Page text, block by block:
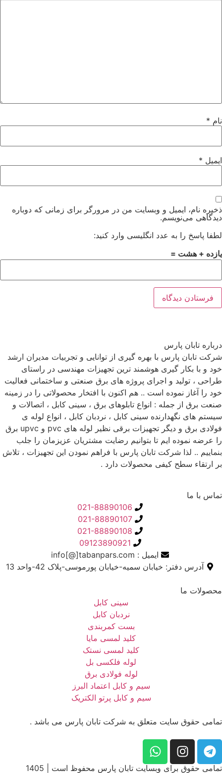
نام *
ایمیل *
ذخیره نام، ایمیل و وبسایت من در مرورگر برای زمانی که دوباره
دیدگاهی می‌نویسم.
لطفا پاسخ را به عدد انگلیسی وارد کنید:
یازده + هشت =
درباره تابان پارس
شرکت تابان پارس با بهره گیری از توانایی و تجربیات مدیران ارشد
خود و با بکار گیری هوشمند ترین تجهیزات مهندسی در راستای
طراحی ، تولید و اجرای پروژه های برق صنعتی و ساختمانی فعالیت
خود را آغاز نموده است .. هم اکنون با افتخار محصولاتی را در زمینه
صنعت برق از جمله : انواع تابلوهای برق ، سینی کابل ، اتصالات و
سیستم های نگهدارنده سینی کابل ، نردبان کابل ، انواع لوله ی
فولادی برق و دیگر تجهیزات برقی نظیر لوله های pvc و upvc برق
را عرضه نموده ایم تا بتوانیم رضایت مشتریان عزیزمان را جلب
بنماییم .. لذا شرکت تابان پارس با فراهم نمودن این تجهیزات ، تلاش
بر ارتقاء سطح کیفی محصولات دارد .
تماس با ما
021-88890106
021-88890107
021-88890108
09123890921
ایمیل : info[@]tabanpars.com
آدرس دفتر: خیابان سمیه-خیابان پورموسی-پلاک 42-واحد 13
محصولات ما
سینی کابل
نردبان کابل
بست کمربندی
کلید لمسی مایا
کلید لمسی نستک
لوله فلکسی بل
لوله فولادی برق
سیم و کابل اعتماد البرز
سیم و کابل پرتو الکتریک
تمامی حقوق سایت متعلق به شرکت تابان پارس می باشد .
تمامی حقوق برای وبسایت تابان پارس محفوظ است | 1405